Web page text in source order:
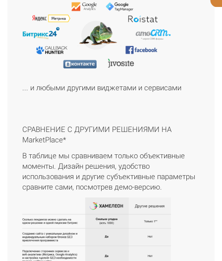
... и любыми другими виджетами и сервисами
СРАВНЕНИЕ С ДРУГИМИ РЕШЕНИЯМИ НА
MarketPlace*
В таблице мы сравниваем только объективные
моменты. Дизайн решения, удобство
использования и другие субъективные параметры
сравните сами, посмотрев демо-версию.